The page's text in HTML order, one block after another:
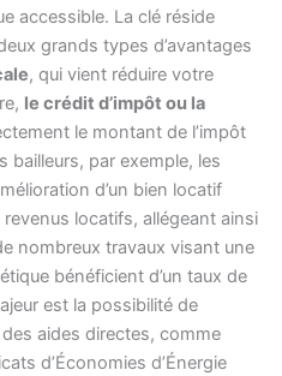
accessible. La clé réside
grands types d’avantages
, qui vient réduire votre
le crédit d’impôt ou la
le montant de l’impôt
bailleurs, par exemple, les
d’un bien locatif
locatifs, allégeant ainsi
nombreux travaux visant une
bénéficient d’un taux de
est la possibilité de
aides directes, comme
d’Économies d’Énergie